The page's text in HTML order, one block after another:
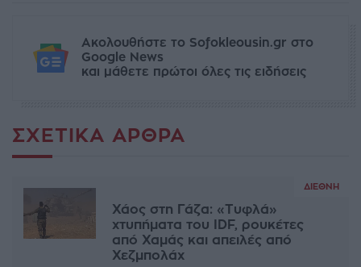
Ακολουθήστε το Sofokleousin.gr στο
Google News
και μάθετε πρώτοι όλες τις ειδήσεις
ΣΧΕΤΙΚΆ ΆΡΘΡΑ
ΔΙΕΘΝΉ
Χάος στη Γάζα: «Tυφλά»
χτυπήματα του IDF, ρουκέτες
από Χαμάς και απειλές από
Χεζμπολάχ